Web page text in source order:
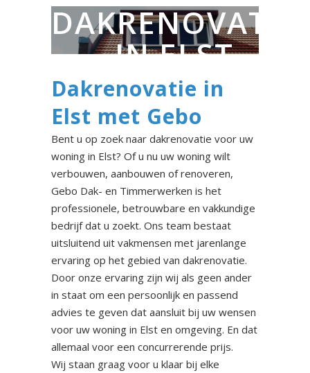
DAKRENOVATIE
IN ELST
Dakrenovatie in
Elst met Gebo
Bent u op zoek naar dakrenovatie voor uw
woning in Elst? Of u nu uw woning wilt
verbouwen, aanbouwen of renoveren,
Gebo Dak- en Timmerwerken is het
professionele, betrouwbare en vakkundige
bedrijf dat u zoekt. Ons team bestaat
uitsluitend uit vakmensen met jarenlange
ervaring op het gebied van dakrenovatie.
Door onze ervaring zijn wij als geen ander
in staat om een persoonlijk en passend
advies te geven dat aansluit bij uw wensen
voor uw woning in Elst en omgeving. En dat
allemaal voor een concurrerende prijs.
Wij staan graag voor u klaar bij elke